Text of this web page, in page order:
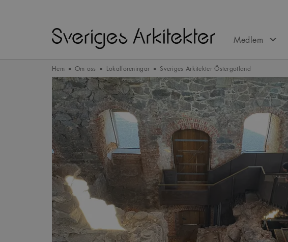
Medlem
Hem Om oss Lokalföreningar Sveriges Arkitekter Östergötland